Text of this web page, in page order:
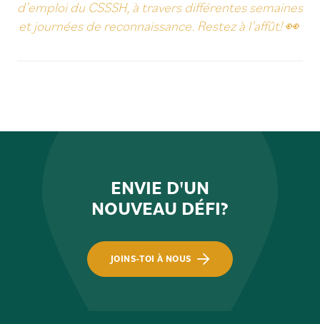
d’emploi du CSSSH, à travers différentes semaines
et journées de reconnaissance. Restez à l’affût! 👀
ENVIE D'UN
NOUVEAU DÉFI?
JOINS-TOI À NOUS